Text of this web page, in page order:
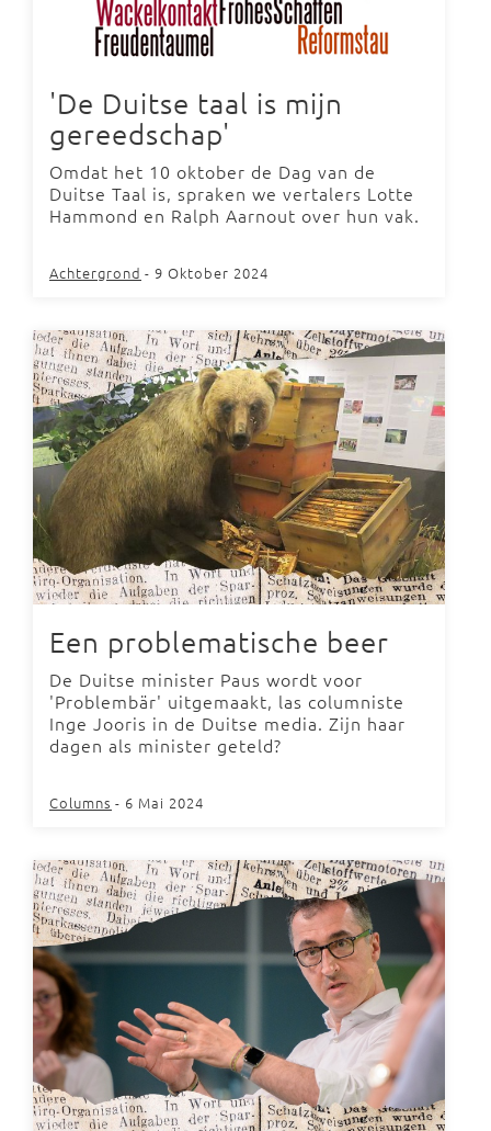
'De Duitse taal is mijn
gereedschap'
Omdat het 10 oktober de Dag van de
Duitse Taal is, spraken we vertalers Lotte
Hammond en Ralph Aarnout over hun vak.
Achtergrond - 9 Oktober 2024
Een problematische beer
De Duitse minister Paus wordt voor
'Problembär' uitgemaakt, las columniste
Inge Jooris in de Duitse media. Zijn haar
dagen als minister geteld?
Columns - 6 Mai 2024